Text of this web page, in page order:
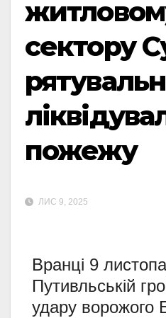
сектору
пожежу
ЛИС 9, 2025
Вранці 9
Путивльській
удару ворожого